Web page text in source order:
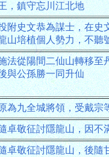
，鎮守忘川江北地
附史文恭為謀士，在史
山培植個人勢力，不聽
法從陽間二仙山轉移至
與公孫勝一同升仙
為九全城將領，受戴宗
卓敬征討隱龍山，因不
卓敬征討隱龍山，後隨